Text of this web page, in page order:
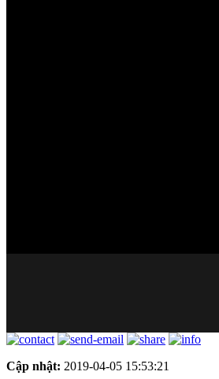
Cập nhật: 2019-04-05 15:53:21